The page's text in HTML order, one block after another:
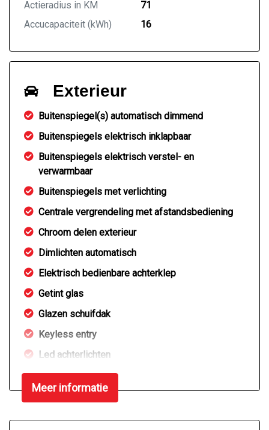
Actieradius in KM
71
Accucapaciteit (kWh)
16
Exterieur
Buitenspiegel(s) automatisch dimmend
Buitenspiegels elektrisch inklapbaar
Buitenspiegels elektrisch verstel- en
verwarmbaar
Buitenspiegels met verlichting
Centrale vergrendeling met afstandsbediening
Chroom delen exterieur
Dimlichten automatisch
Elektrisch bedienbare achterklep
Getint glas
Glazen schuifdak
Keyless entry
Led achterlichten
Led dagrijverlichting
Led koplampen
Meer informatie